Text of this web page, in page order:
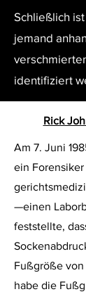
Schließlich
jemand
identifiziert
Rick
Am 7. Juni
ein Forensiker
—einen
feststellte,
Fußgröße von
habe die